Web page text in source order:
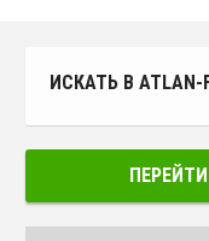
ИСКАТЬ В ATLAN-